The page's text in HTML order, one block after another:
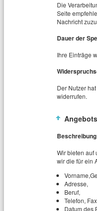
Die
Seite
Nachricht
Dauer der
Ihre Einträge
Der Nutzer
widerrufen.
Wir bieten auf
wir die für ein
Adresse,
Beruf,
Telefon,
Datum des